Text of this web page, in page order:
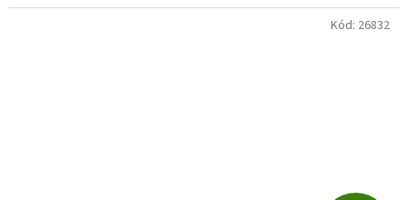
Kód: 26832